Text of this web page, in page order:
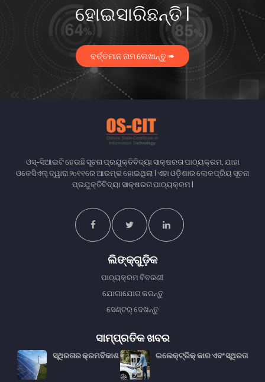
ହୋଇସାରିଛନ୍ତି I
ବର୍ତ୍ତମାନ ନାମ ଲେଖାନ୍ତୁ ➠
ଓସ୍-ସିଆଇଟି ହେଉଛି ସୂଚନା ପ୍ରଯୁକ୍ତିବିଦ୍ୟା ସାକ୍ଷରତା ପାଠ୍ୟକ୍ରମ, ଯାହା
ଓକେସିଏଲ୍ ଦ୍ୱାରା ୨௦୧୧ରେ ଆରମ୍ଭ ହୋଇଥିଲା I ଏହା ଓଡ଼ିଶାର ଲୋକପ୍ରିୟ ସୂଚନା
ପ୍ରଯୁକ୍ତିବିଦ୍ୟା ସାକ୍ଷରତା ପାଠ୍ୟକ୍ରମ I
ଲିଙ୍କ୍᠎᠎ଗୁଡ଼ିକ
ପାଠ୍ୟକ୍ରମ ବିବରଣୀ
ଯୋଗାଯୋଗ କରନ୍ତୁ
ସେଣ୍ଟର୍ ଦେଖନ୍ତୁ
ସାମ୍ପ୍ରତିକ ଖବର
ସ୍ଥିରତାର କ୍ରମବିକାଶ ଇଲେକ୍ଟ୍ରିକ୍ କାର ଏବଂ ସ୍ଥିରତା